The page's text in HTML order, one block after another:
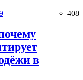
408
в